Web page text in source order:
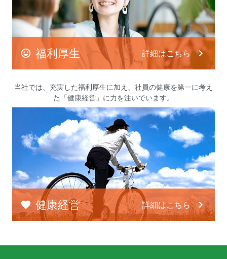
福利厚生 詳細はこちら
当社では、充実した福利厚生に加え、 社員の健康を第一に考え
た「健康経営」に力を注いでいます。
健康経営 詳細はこちら